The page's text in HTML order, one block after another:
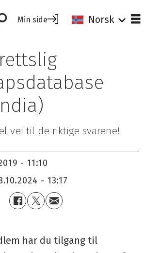
Min side Norsk
vei til de riktige svarene!
- 11:10
- 13:17
har du tilgang til